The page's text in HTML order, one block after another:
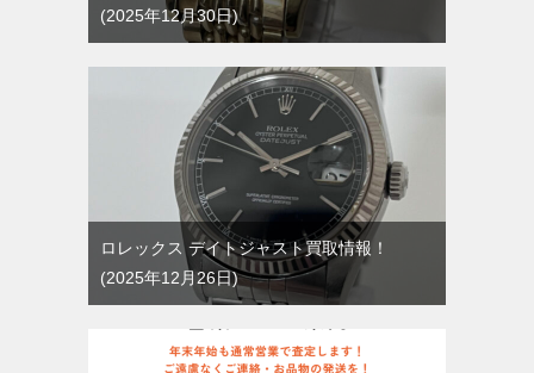
2025年12月30日
ロレックス デイトジャスト買取情報！
2025年12月26日